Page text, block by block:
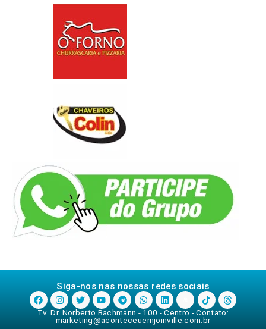
Siga-nos nas nossas redes sociais
Tv. Dr. Norberto Bachmann - 100 - Centro - Contato:
marketing@aconteceuemjoinville.com.br